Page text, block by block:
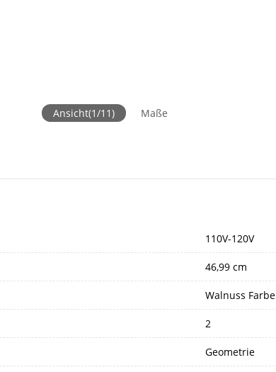
Ansicht(1/11) Maße
110V-120V
46,99 cm
Walnuss Farbe
2
Geometrie